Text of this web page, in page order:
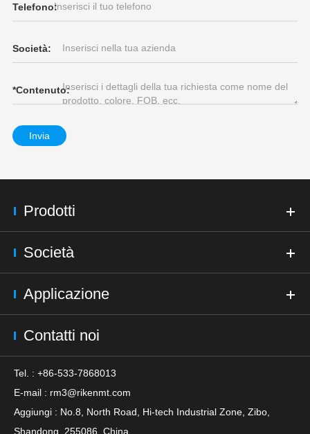
Telefono:
Società:
*Contenuto:
Invia
Prodotti
Società
Applicazione
Contatti noi
Tel. : +86-533-7868013
E-mail : rm3@rikenmt.com
Aggiungi : No.8, North Road, Hi-tech Industrial Zone, Zibo,
Shandong, 255086, China